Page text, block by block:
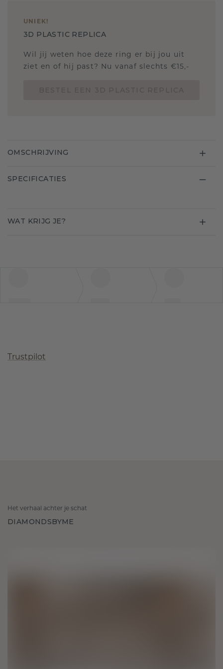
UNIEK!
3D PLASTIC REPLICA
Wil jij weten hoe deze ring er bij jou uit
ziet en of hij past? Nu vanaf slechts €15,-
OMSCHRIJVING
SPECIFICATIES
WAT KRIJG JE?
Trustpilot
Het verhaal achter je schat
DIAMONDSBYME